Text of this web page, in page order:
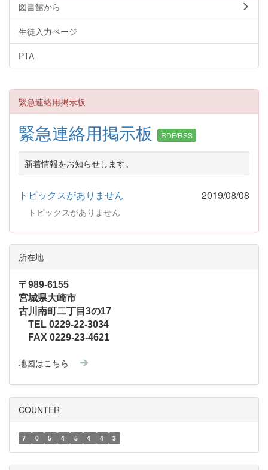
図書館から
生徒入力ページ
PTA
緊急連絡用掲示板
緊急連絡用掲示板 RDF/RSS
新着情報をお知らせします。
トピックスがありません 2019/08/08
トピックスがありません
所在地
〒989-6155
宮城県大崎市
古川南町二丁目3の17
TEL 0229-22-3034
FAX 0229-23-4621
地図はこちら
COUNTER
7 0 5 4 5 4 4 3